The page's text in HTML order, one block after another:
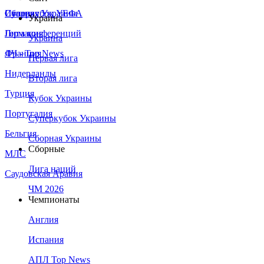
Сборная Украины
Италия
Германия
Франция
Нидерланды
Турция
Португалия
Бельгия
МЛС
Саудовская Аравия
Суперкубок УЕФА
Лига конференций
ЛЧ - Top News
Украина
Украина
Первая лига
Вторая лига
Кубок Украины
Суперкубок Украины
Сборная Украины
Сборные
Лига наций
ЧМ 2026
Чемпионаты
Англия
Испания
АПЛ Top News